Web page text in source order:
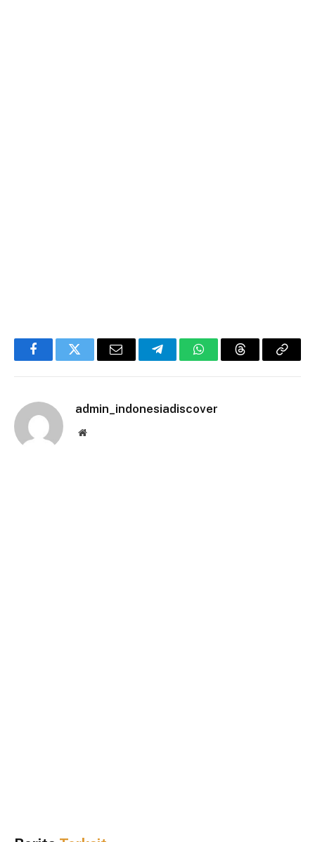
FacebookTwitter Email TelegramWhatsAppThreadsCopy
admin_indonesiadiscover
Website